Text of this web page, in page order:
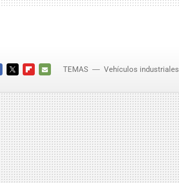
MAIL
TEMAS Vehículos industriales